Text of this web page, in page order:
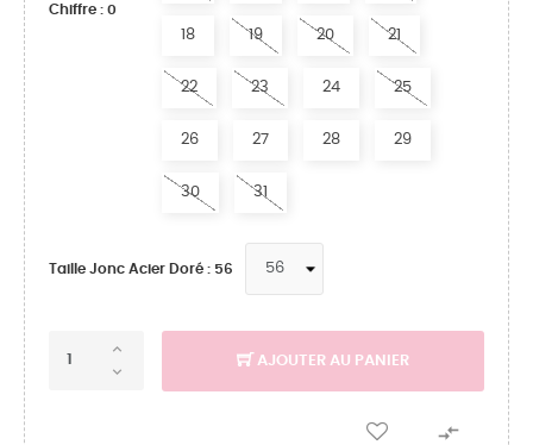
Chiffre : 0
18 19 20 21
22 23 24 25
26 27 28 29
30 31
Taille Jonc Acier Doré : 56
AJOUTER AU PANIER
